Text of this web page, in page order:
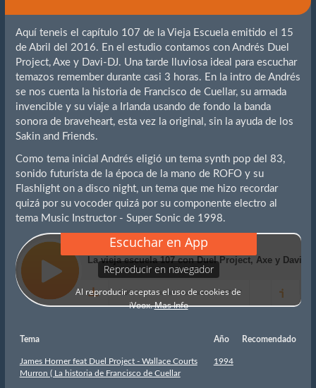
Aquí teneis el capítulo 107 de la Vieja Escuela emitido el 15
de Abril del 2016. En el estudio contamos con Andrés Duel
Project, Axe y Davi-DJ. Una tarde lluviosa ideal para escuchar
temazos remember durante casi 3 horas. En la intro de Andrés
se nos cuenta la historia de Francisco de Cuellar, su armada
invencible y su viaje a Irlanda usando de fondo la banda
sonora de braveheart, esta vez la original, sin la ayuda de los
Sakin and Friends.
Como tema inicial Andrés eligió un tema synth pop del 83,
sonido futurísta de la época de la mano de ROFO y su
Flashlight on a disco night, un tema que me hizo recordar
quizá por su vocoder quizá por su componente electro al
tema Music Instructor - Super Sonic de 1998.
Tema Año Recomendado
James Horner feat Duel Project - Wallace Courts
Murron ( La historia de Francisco de Cuellar
1994